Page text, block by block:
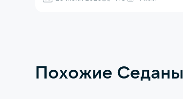
Похожие Седаны